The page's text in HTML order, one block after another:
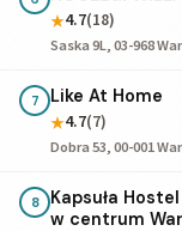
★4.7(18)
Saska 9L, 03-968
7 Like At Home
★4.7(7)
Dobra 53, 00-001
8
Kapsuła
w centrum